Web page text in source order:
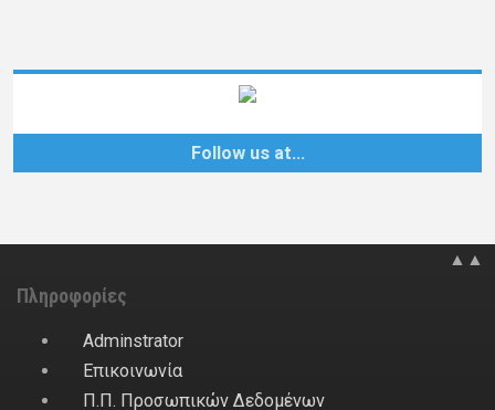
Follow us at…
▲▲
Πληροφορίες
Adminstrator
Επικοινωνία
Π.Π. Προσωπικών Δεδομένων